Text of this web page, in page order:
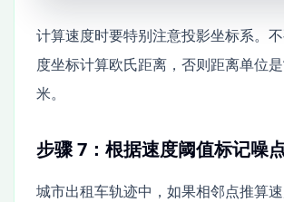
计算速度时要特别注意投影坐标系。
度坐标计算欧氏距离，否则距离单位是
米。
步骤 7：根据速度阈值标记噪
城市出租车轨迹中，如果相邻点推算